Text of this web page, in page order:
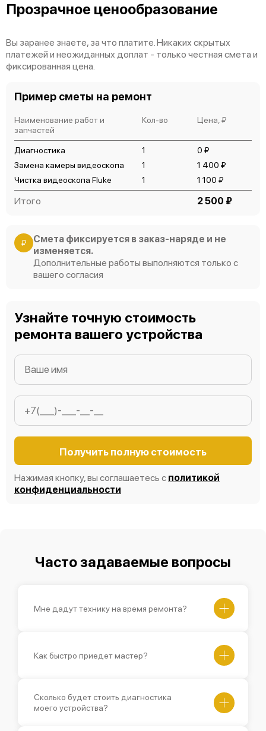
Прозрачное ценообразование
Вы заранее знаете, за что платите. Никаких скрытых
платежей и неожиданных доплат - только честная смета и
фиксированная цена.
Пример сметы на ремонт
Наименование работ и
запчастей
Кол-во Цена, ₽
Диагностика 1
0 ₽
Замена камеры видеоскопа
1
1 400 ₽
Чистка видеоскопа Fluke
1 1 100 ₽
Итого 2 500 ₽
₽
Смета фиксируется в заказ-наряде и не
изменяется.
Дополнительные работы выполняются только с
вашего согласия
Узнайте точную стоимость
ремонта вашего устройства
Получить полную стоимость
Нажимая кнопку, вы соглашаетесь с политикой
конфиденциальности
Часто задаваемые вопросы
Мне дадут технику на время ремонта?
Как быстро приедет мастер?
Сколько будет стоить диагностика
моего устройства?